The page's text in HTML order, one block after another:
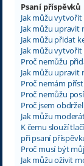
Psaní příspěvků
Jak můžu
Jak můžu upravit
Jak můžu přidat
Jak můžu
Proč nemůžu
Jak můžu upravit
Proč nemám
Proč nemůžu
Proč jsem
Jak můžu
K čemu slouží
při psaní
Proč musí být
Jak můžu oživit